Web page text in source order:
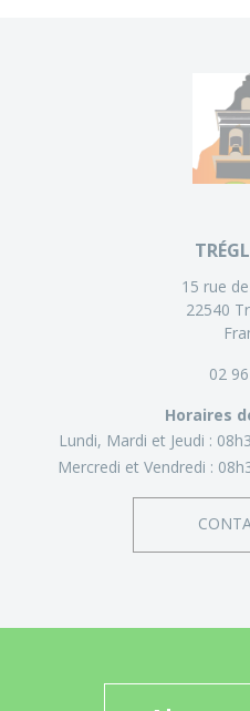
15 rue
22540
02
Horaires
Lundi, Mardi et Jeudi :
Mercredi et Vendredi :